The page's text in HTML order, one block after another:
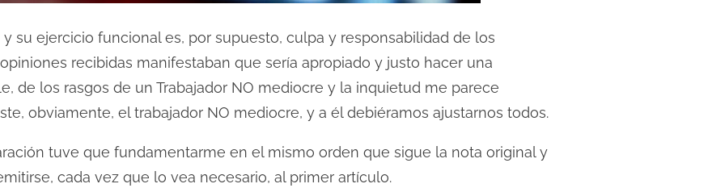
su ejercicio funcional es, por supuesto, culpa y responsabilidad de los
recibidas manifestaban que sería apropiado y justo hacer una
de los rasgos de un Trabajador NO mediocre y la inquietud me parece
obviamente, el trabajador NO mediocre, y a él debiéramos ajustarnos todos.
tuve que fundamentarme en el mismo orden que sigue la nota original y
cada vez que lo vea necesario, al primer artículo.